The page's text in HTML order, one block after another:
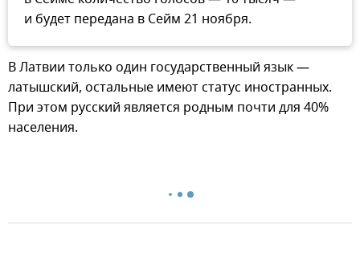
и будет передана в Сейм 21 ноября.
В Латвии только один государственный язык —
латышский, остальные имеют статус иностранных.
При этом русский является родным почти для 40%
населения.